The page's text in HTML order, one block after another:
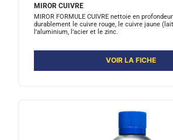
MIROR CUIVRE
MIROR FORMULE CUIVRE nettoie en
durablement le cuivre rouge, le cuivre jaune
l’aluminium, l’acier et le zinc.
VOIR LA FICHE